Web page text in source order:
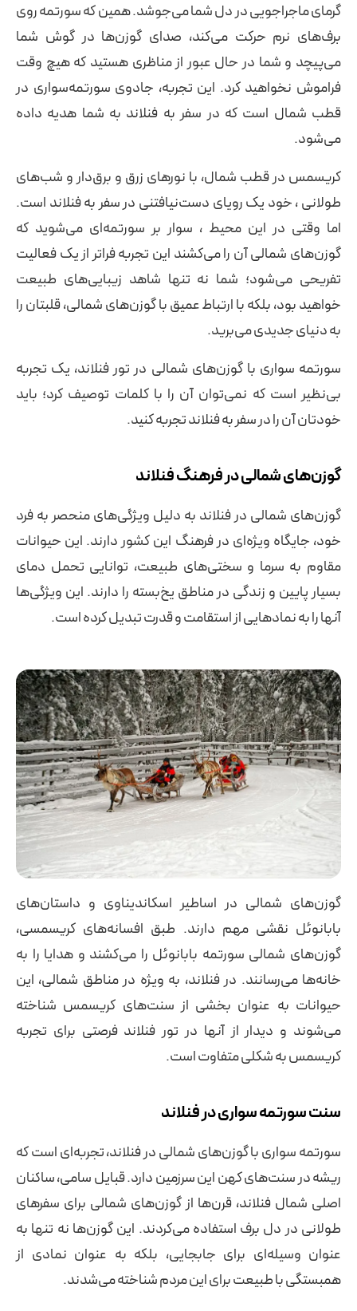
گرمای ماجراجویی در دل شما می‌جوشد. همین که سورتمه روی
برف‌های نرم حرکت می‌کند، صدای گوزن‌ها در گوش شما
می‌پیچد و شما در حال عبور از مناظری هستید که هیچ وقت
فراموش نخواهید کرد. این تجربه، جادوی سورتمه‌سواری در
قطب شمال است که در سفر به فنلاند به شما هدیه داده
می‌شود.
کریسمس در قطب شمال، با نورهای زرق و برق‌دار و شب‌های
طولانی ، خود یک رویای دست‌نیافتنی در سفر به فنلاند است.
اما وقتی در این محیط ، سوار بر سورتمه‌ای می‌شوید که
گوزن‌های شمالی آن را می‌کشند این تجربه فراتر از یک فعالیت
تفریحی می‌شود؛ شما نه تنها شاهد زیبایی‌های طبیعت
خواهید بود، بلکه با ارتباط عمیق با گوزن‌های شمالی، قلبتان را
به دنیای جدیدی می‌برید.
سورتمه‌‌ سواری با گوزن‌های شمالی در تور فنلاند، یک تجربه
بی‌نظیر است که نمی‌توان آن را با کلمات توصیف کرد؛ باید
خودتان آن را در سفر به فنلاند تجربه کنید.
گوزن‌های شمالی در فرهنگ فنلاند
گوزن‌های شمالی در فنلاند به دلیل ویژگی‌های منحصر به فرد
خود، جایگاه ویژه‌ای در فرهنگ این کشور دارند. این حیوانات
مقاوم به سرما و سختی‌های طبیعت، توانایی تحمل دمای
بسیار پایین و زندگی در مناطق یخ‌بسته را دارند. این ویژگی‌ها
آنها را به نمادهایی از استقامت و قدرت تبدیل کرده است.
گوزن‌های شمالی در اساطیر اسکاندیناوی و داستان‌های
بابانوئل نقشی مهم دارند. طبق افسانه‌های کریسمسی،
گوزن‌های شمالی سورتمه بابانوئل را می‌کشند و هدایا را به
خانه‌ها می‌رسانند. در فنلاند، به ویژه در مناطق شمالی، این
حیوانات به عنوان بخشی از سنت‌های کریسمس شناخته
می‌شوند و دیدار از آنها در تور فنلاند فرصتی برای تجربه
کریسمس به شکلی متفاوت است.
سنت سورتمه‌ سواری در فنلاند
سورتمه‌ سواری با گوزن‌های شمالی در فنلاند، تجربه‌ای است که
ریشه در سنت‌های کهن این سرزمین دارد. قبایل سامی، ساکنان
اصلی شمال فنلاند، قرن‌ها از گوزن‌های شمالی برای سفرهای
طولانی در دل برف‌ استفاده می‌کردند. این گوزن‌ها نه تنها به
عنوان وسیله‌ای برای جابجایی، بلکه به عنوان نمادی از
همبستگی با طبیعت برای این مردم شناخته می‌شدند.